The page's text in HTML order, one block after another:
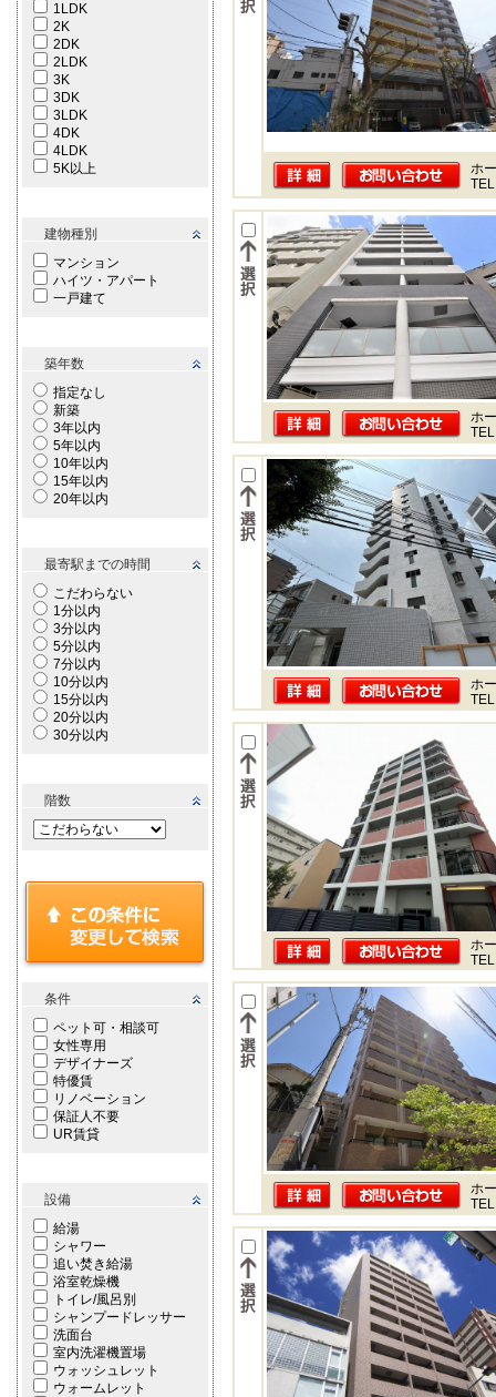
1LDK
2K
2DK
2LDK
3K
3DK
3LDK
4DK
4LDK
5K以上
建物種別
マンション
ハイツ・アパート
一戸建て
築年数
指定なし
新築
3年以内
5年以内
10年以内
15年以内
20年以内
最寄駅までの時間
こだわらない
1分以内
3分以内
5分以内
7分以内
10分以内
15分以内
20分以内
30分以内
階数
条件
ペット可・相談可
女性専用
デザイナーズ
特優賃
リノベーション
保証人不要
UR賃貸
設備
給湯
シャワー
追い焚き給湯
浴室乾燥機
トイレ/風呂別
シャンプードレッサー
洗面台
室内洗濯機置場
ウォッシュレット
ウォームレット
ホ
ホ
ホ
ホ
ホ